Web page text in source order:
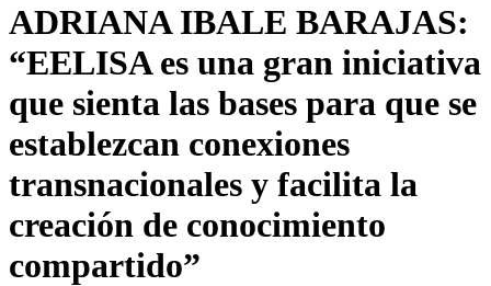
ADRIANA IBALE BARAJAS:
“EELISA es una gran iniciativa
que sienta las bases para que se
establezcan conexiones
transnacionales y facilita la
creación de conocimiento
compartido”